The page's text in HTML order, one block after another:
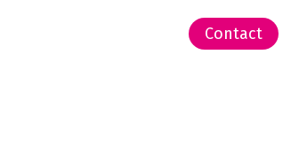
Contact